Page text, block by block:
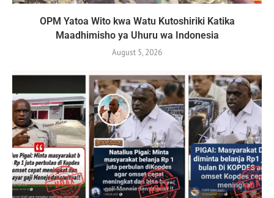
OPM Yatoa Wito kwa Watu Kutoshiriki Katika
Maadhimisho ya Uhuru wa Indonesia
August 5, 2026